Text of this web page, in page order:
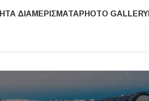
ΤΑ ΔΙΑΜΕΡΊΣΜΑΤΑ PHOTO GALLERY